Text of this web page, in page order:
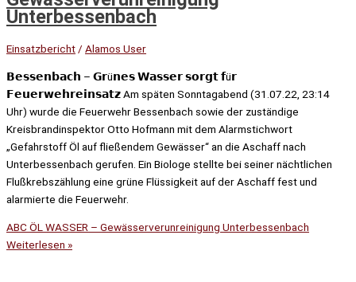
Unterbessenbach
Einsatzbericht / Alamos User
𝗕𝗲𝘀𝘀𝗲𝗻𝗯𝗮𝗰𝗵 – 𝗚𝗿ü𝗻𝗲𝘀 𝗪𝗮𝘀𝘀𝗲𝗿 𝘀𝗼𝗿𝗴𝘁 𝗳ü𝗿
𝗙𝗲𝘂𝗲𝗿𝘄𝗲𝗵𝗿𝗲𝗶𝗻𝘀𝗮𝘁𝘇 Am späten Sonntagabend (31.07.22, 23:14
Uhr) wurde die Feuerwehr Bessenbach sowie der zuständige
Kreisbrandinspektor Otto Hofmann mit dem Alarmstichwort
„Gefahrstoff Öl auf fließendem Gewässer“ an die Aschaff nach
Unterbessenbach gerufen. Ein Biologe stellte bei seiner nächtlichen
Flußkrebszählung eine grüne Flüssigkeit auf der Aschaff fest und
alarmierte die Feuerwehr.
ABC ÖL WASSER – Gewässerverunreinigung Unterbessenbach
Weiterlesen »